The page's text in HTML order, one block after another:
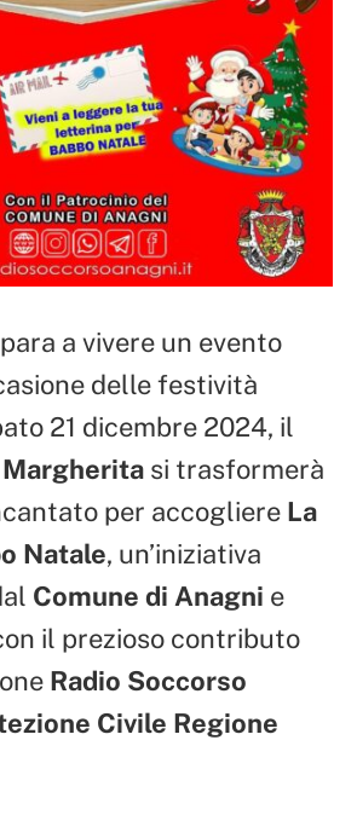
a vivere un evento
delle festività
21 dicembre 2024, il
si trasformerà
per accogliere La
Natale, un’iniziativa
Comune di Anagni e
il prezioso contributo
Radio Soccorso
Civile Regione